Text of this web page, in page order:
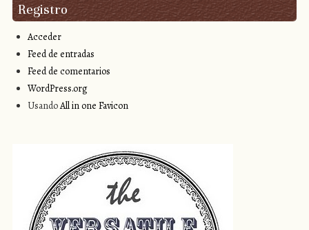
Registro
Acceder
Feed de entradas
Feed de comentarios
WordPress.org
UsandoAll in one Favicon